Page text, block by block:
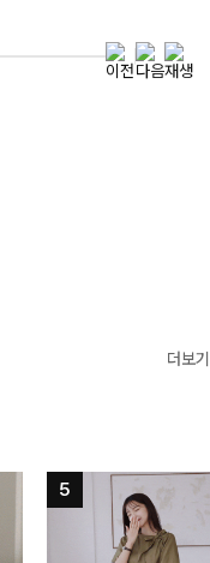
더보기